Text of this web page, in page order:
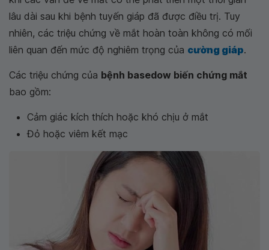
lâu dài sau khi bệnh tuyến giáp đã được điều trị. Tuy
nhiên, các triệu chứng về mắt hoàn toàn không có mối
liên quan đến mức độ nghiêm trọng của cường giáp.
Các triệu chứng của bệnh basedow biến chứng mắt
bao gồm:
Cảm giác kích thích hoặc khó chịu ở mắt
Đỏ hoặc viêm kết mạc